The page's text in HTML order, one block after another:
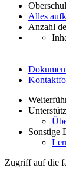
Alles
Anzahl
Sonstige
Zugriff auf die